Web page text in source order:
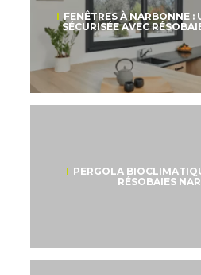
FENÊTRES À NARBONNE
SÉCURISÉE AVEC
PERGOLA
RÉSOBAIES